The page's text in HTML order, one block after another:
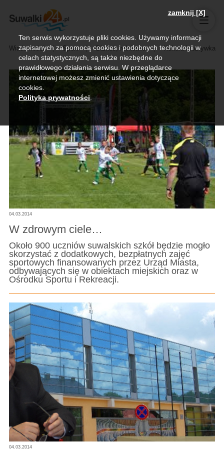
Wiadomości Sport Biznes, rolnictwo Kultura i rozrywka
04.03.2014
W zdrowym ciele…
Około 900 uczniów suwalskich szkół będzie mogło
skorzystać z dodatkowych, bezpłatnych zajęć
sportowych finansowanych przez Urząd Miasta,
odbywających się w obiektach miejskich oraz w
Ośrodku Sportu i Rekreacji.
04.03.2014
zamknij [X]
Ten serwis wykorzystuje pliki cookies. Używamy informacji
zapisanych za pomocą cookies i podobnych technologii w
celach statystycznych, są także niezbędne do
prawidłowego działania serwisu. W przeglądarce
internetowej możesz zmienić ustawienia dotyczące
cookies.
Polityka prywatności